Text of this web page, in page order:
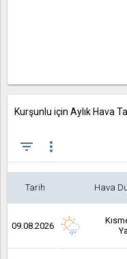
Kurşunlu için Aylık Hava
filter_list more_vert
Tarih Hava
09.08.2026